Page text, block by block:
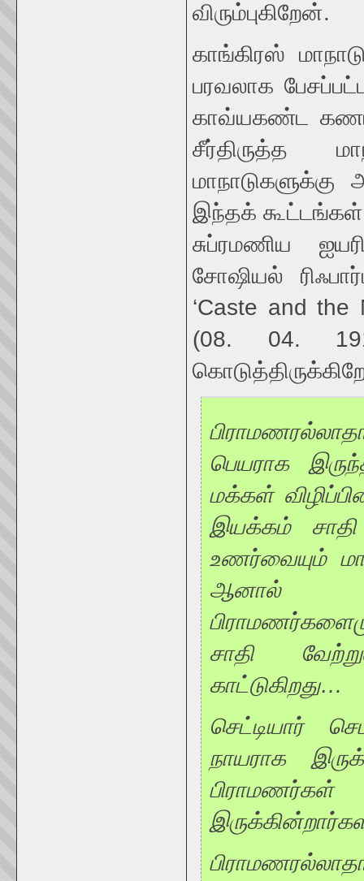
விரும்புகிறேன்.
காங்கிரஸ்
பரவலாக
காவ்யகண்ட
சீர்திருத்த
இந்தக் கூட்டங்கள்
சுப்ரமணிய
சோஷியல்
‘Caste and
(08. 04.
பெயராக
மக்கள்
இயக்கம் சாதி
உணர்வையும்
ஆனால்
சாதி
காட்டுகிறது…
செட்டியார்
நாயராக